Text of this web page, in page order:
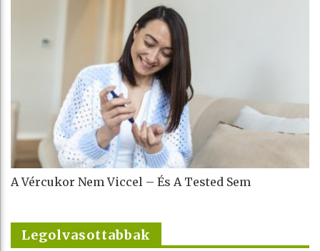
A Vércukor Nem Viccel – És A Tested Sem
Legolvasottabbak